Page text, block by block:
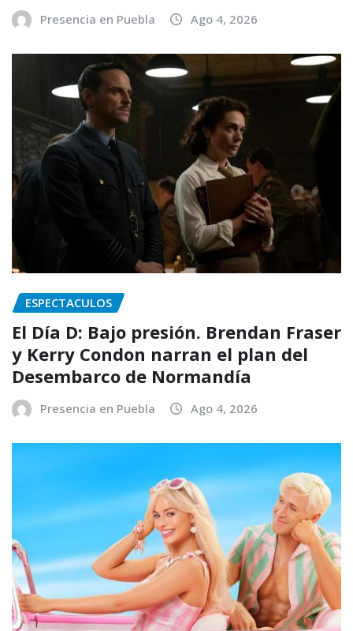
Presencia en Puebla Ago 4, 2026
ESPECTACULOS
El Día D: Bajo presión. Brendan Fraser
y Kerry Condon narran el plan del
Desembarco de Normandía
Presencia en Puebla Ago 4, 2026